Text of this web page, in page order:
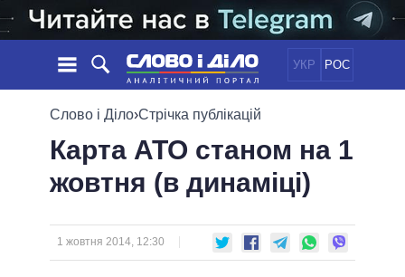
УКР РОС
НОВИНИ
СТРІЧКА
ПОДІЇ
ДУМКИ
ОГЛЯДИ
ПОЛІТИКА
ЕКОНОМІКА
СВІТ
ОБIЦЯНКИ
ПОЛIТИКИ
УСІ ПОЛІТИКИ
ПРЕЗИДЕНТ І ОФІС
ІНФОГРАФІКА
Слово і Діло›Стрічка публікацій
Карта АТО станом на 1
жовтня (в динаміці)
1 жовтня 2014, 12:30